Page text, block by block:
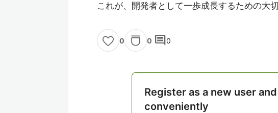
これが、開発者として一歩成長するための大
0 0 comment0
Register as a new user
conveniently